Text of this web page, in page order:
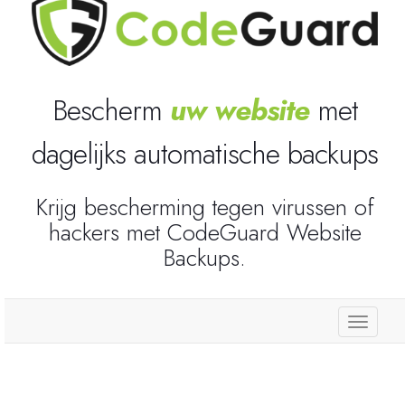
Reseller Radio SonicPanel SHOUTcast
Reseller Web Hosting
Servere VPS
Counter Strike Go
Bescherm uw websitemet
dagelijks automatische backups
Krijg bescherming tegen virussen of
hackers met CodeGuard Website
Backups.